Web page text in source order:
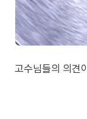
고수님들의 의견